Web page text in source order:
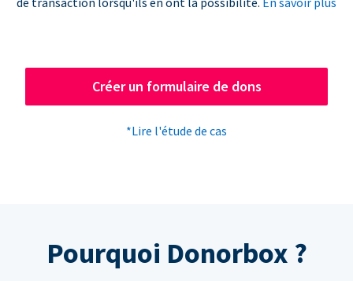
Créer un formulaire de dons
*Lire l'étude de cas
Pourquoi Donorbox ?